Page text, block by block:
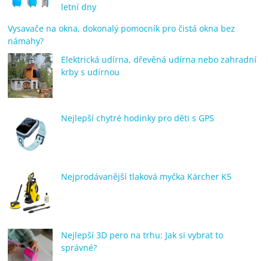
letní dny
Vysavače na okna, dokonalý pomocník pro čistá okna bez
námahy?
Elektrická udírna, dřevěná udírna nebo zahradní
krby s udírnou
Nejlepší chytré hodinky pro děti s GPS
Nejprodávanější tlaková myčka Kärcher K5
Nejlepší 3D pero na trhu: Jak si vybrat to
správné?